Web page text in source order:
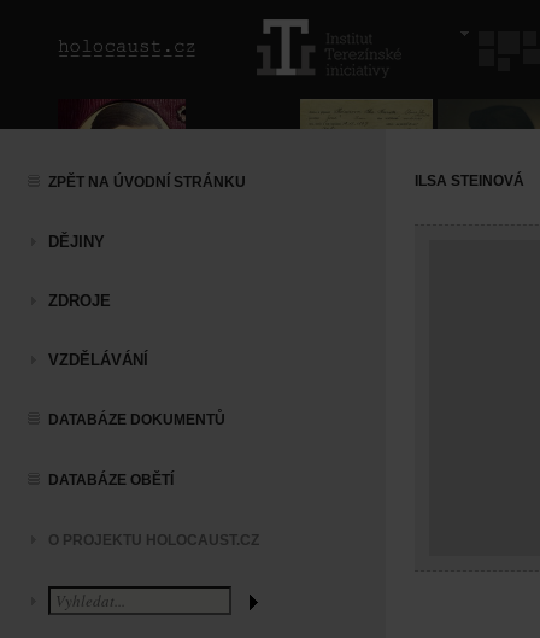
ZPĚT NA ÚVODNÍ STRÁNKU
DĚJINY
ZDROJE
VZDĚLÁVÁNÍ
DATABÁZE DOKUMENTŮ
DATABÁZE OBĚTÍ
O PROJEKTU HOLOCAUST.CZ
ILSA STEINOVÁ